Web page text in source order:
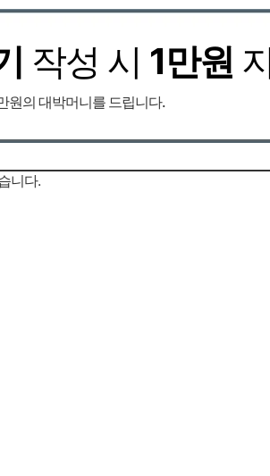
작성 시 1만원
원의 대박머니를 드립니다.
니다.